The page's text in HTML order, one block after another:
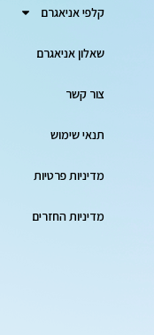
קלפי אניאגרם
שאלון אניאגרם
צור קשר
תנאי שימוש
מדיניות פרטיות
מדיניות החזרים